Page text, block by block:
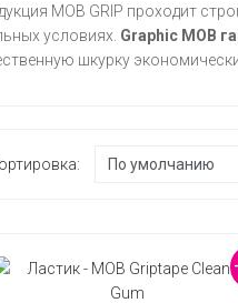
MOB GRIP проходит
условиях. Graphic MOB
шкурку